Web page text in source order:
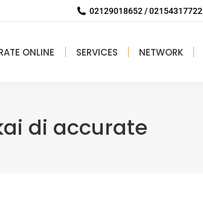
02129018652 / 02154317722
ONLINE SERVICES NETWORK
di accurate